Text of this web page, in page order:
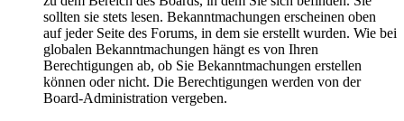
sollten sie stets lesen. Bekanntmachungen erscheinen oben
auf jeder Seite des Forums, in dem sie erstellt wurden. Wie bei
globalen Bekanntmachungen hängt es von Ihren
Berechtigungen ab, ob Sie Bekanntmachungen erstellen
können oder nicht. Die Berechtigungen werden von der
Board-Administration vergeben.